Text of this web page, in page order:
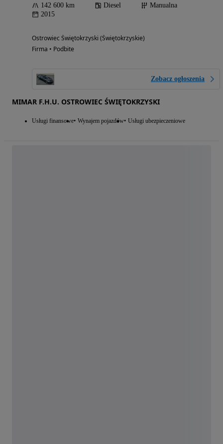
142 600 km Diesel
Manualna
2015
Ostrowiec Świętokrzyski (Świętokrzyskie)
Firma • Podbite
Zobacz ogłoszenia
MIMAR F.H.U. OSTROWIEC ŚWIĘTOKRZYSKI
Usługi finansowe Wynajem pojazdów Usługi ubezpieczeniowe